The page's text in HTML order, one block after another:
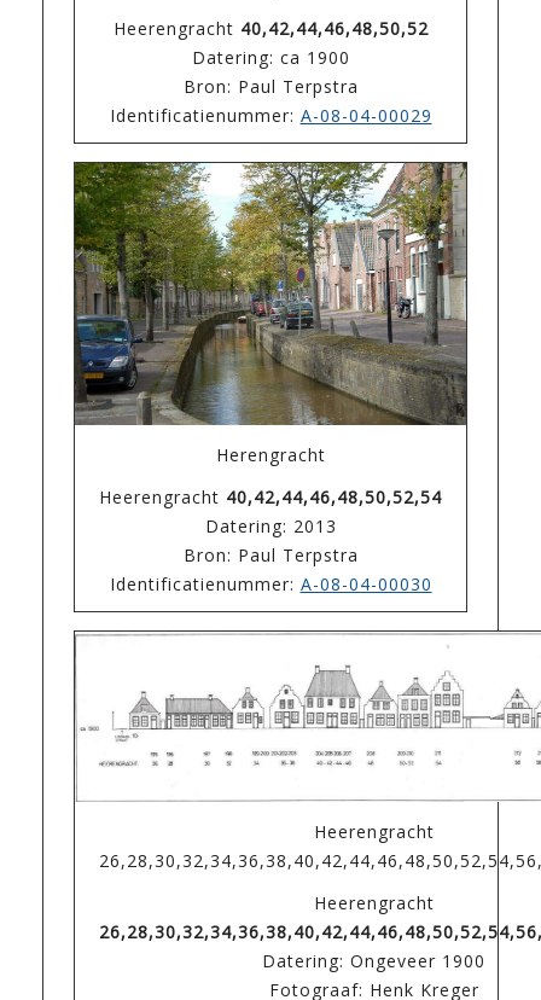
Heerengracht 40,42,44,46,48,50,52
Datering: ca 1900
Bron: Paul Terpstra
Identificatienummer: A-08-04-00029
Herengracht
Heerengracht 40,42,44,46,48,50,52,54
Datering: 2013
Bron: Paul Terpstra
Identificatienummer: A-08-04-00030
Heerengracht
Heerengracht
Datering: Ongeveer 1900
Fotograaf: Henk Kreger